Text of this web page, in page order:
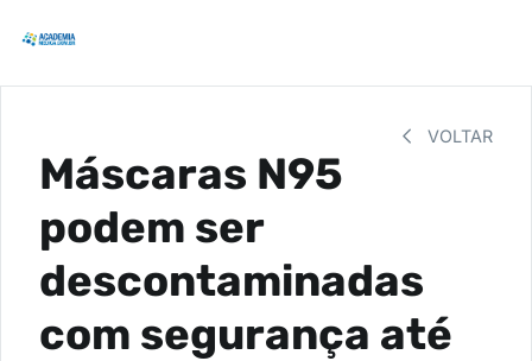
VOLTAR
Máscaras N95
podem ser
descontaminadas
com segurança até